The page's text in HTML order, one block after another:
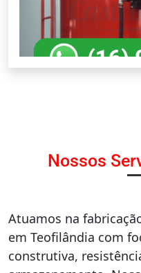
Nossos
Atuamos na
em Teofilândia com
construtiva,